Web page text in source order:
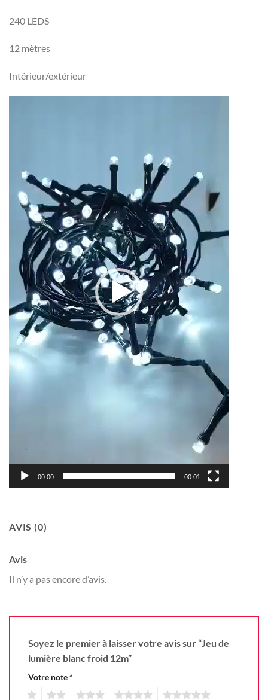
240 LEDS
12 mètres
Intérieur/extérieur
00:00 00:01
AVIS (0)
Avis
Il n’y a pas encore d’avis.
Soyez le premier à laisser votre avis sur “Jeu de
lumière blanc froid 12m”
Votre note*